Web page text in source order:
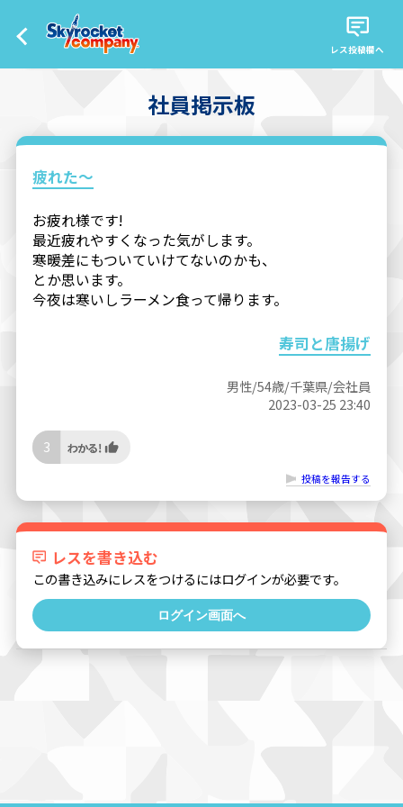
レス投稿欄へ
社員掲示板
疲れた～
お疲れ様です!
最近疲れやすくなった気がします。
寒暖差にもついていけてないのかも、
とか思います。
今夜は寒いしラーメン食って帰ります。
寿司と唐揚げ
男性/54歳/千葉県/会社員
2023-03-25 23:40
3
投稿を報告する
レスを書き込む
この書き込みにレスをつけるにはログインが必要です。
ログイン画面へ